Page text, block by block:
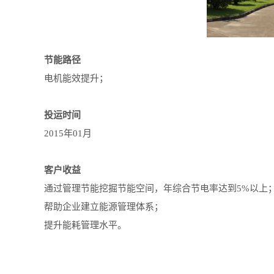
节能路径
电机能效提升；
投运时间
2015年01月
客户收益
通过管理节能挖掘节能空间，年综合节电率达到5%以上
帮助企业建立能源管理体系；
提升能耗管理水平。